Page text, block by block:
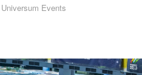
Universum Events